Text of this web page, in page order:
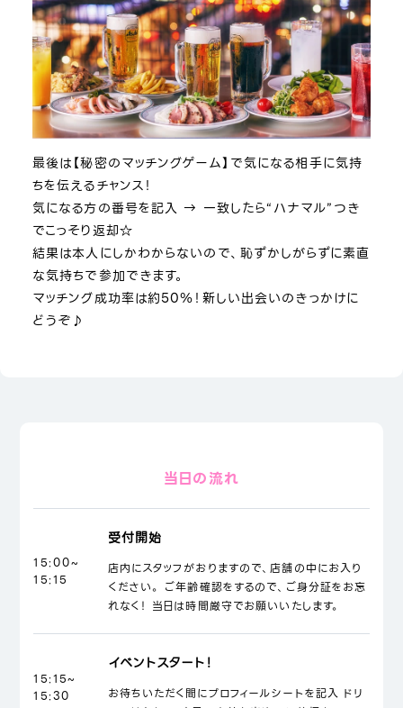
最後は【秘密のマッチングゲーム】で気になる相手に気持
ちを伝えるチャンス！
気になる方の番号を記入 → 一致したら“ハナマル”つき
でこっそり返却☆
結果は本人にしかわからないので、恥ずかしがらずに素直
な気持ちで参加できます。
マッチング成功率は約50％！新しい出会いのきっかけに
どうぞ♪
当日の流れ
15:00~
15:15
受付開始
店内にスタッフがおりますので、店舗の中にお入り
ください。 ご年齢確認をするので、ご身分証をお忘
れなく！ 当日は時間厳守でお願いいたします。
15:15~
15:30
イベントスタート！
お待ちいただく間にプロフィールシートを記入 ドリ